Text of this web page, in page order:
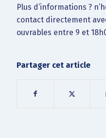
Plus d’informations ?
contact directement
ouvrables entre 9 et
Partager cet article